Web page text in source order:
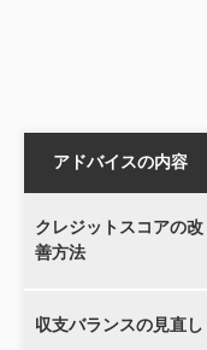
アドバイスの内容
クレジットスコアの改
善方法
収支バランスの見直し